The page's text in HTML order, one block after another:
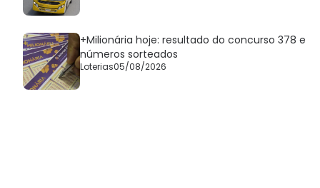
+Milionária hoje: resultado do concurso 378 e
números sorteados
Loterias05/08/2026